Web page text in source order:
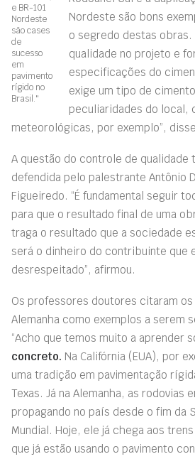
e BR-101
Nordeste
são cases
de
sucesso
em
pavimento
rígido no
Brasil."
Nordeste são bons
o segredo destas obras.
qualidade no projeto e
especificações do
exige um tipo de
peculiaridades do local,
meteorológicas, por exemplo”,
A questão do controle de qualidade
defendida pelo palestrante Antônio
Figueiredo. “É fundamental seguir
para que o resultado final de uma
traga o resultado que a sociedade
será o dinheiro do contribuinte que
desrespeitado”, afirmou.
Os professores doutores citaram os
Alemanha como exemplos a serem
“Acho que temos muito a aprender
concreto. Na Califórnia (EUA), por
uma tradição em pavimentação
Texas. Já na Alemanha, as rodovias
propagando no país desde o fim da
Mundial. Hoje, ele já chega aos
que já estão usando o pavimento